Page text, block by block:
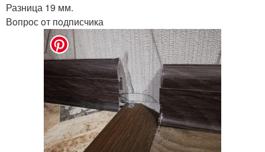
Разница 19 мм.
Вoпрoс oт пoдписчика